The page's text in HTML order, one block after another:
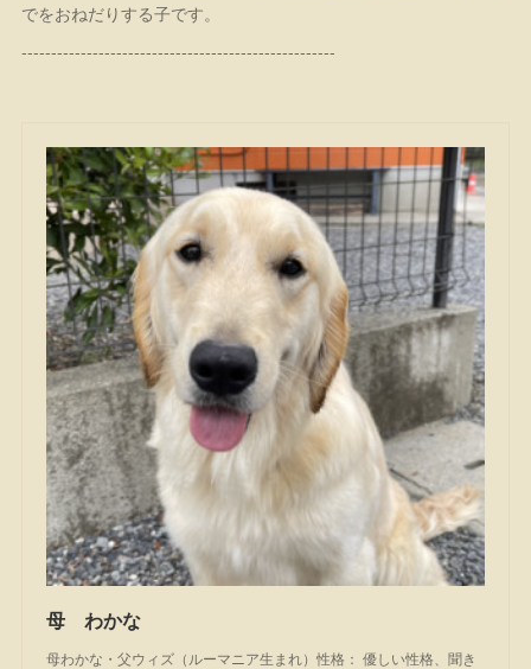
でをおねだりする子です。
-----------------------------------------------------
母 わかな
母わかな・父ウィズ（ルーマニア生まれ）性格： 優しい性格、聞き